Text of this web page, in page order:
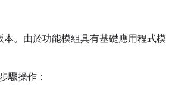
本。由於功能模組具有基礎應用程式模
驟操作：